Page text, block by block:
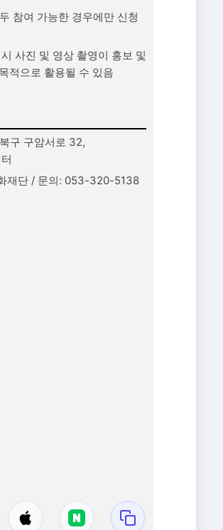
참여 가능한 경우에만 신청
사진 및 영상 촬영이 홍보 및
적으로 활용될 수 있음
구 구암서로 32,
재단 / 문의: 053-320-5138